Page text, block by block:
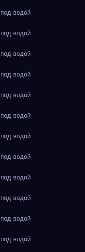
водой
водой
водой
водой
водой
водой
водой
водой
водой
водой
водой
водой